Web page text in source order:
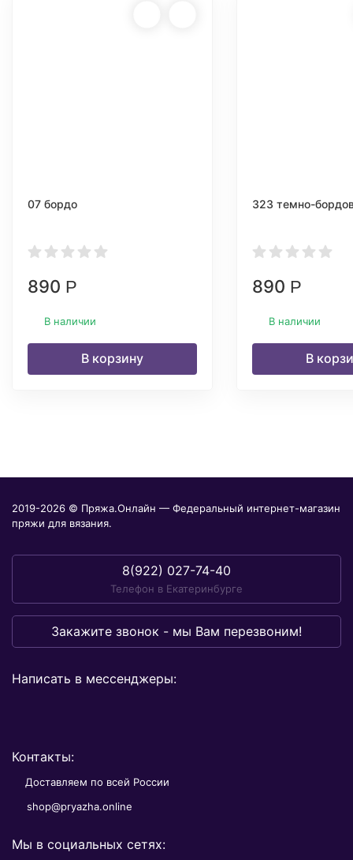
07 бордо
890 Р
В наличии
В корзину
323 темно-
890 Р
В наличии
В
2019-2026 © Пряжа.Онлайн — Федеральный интернет-магазин
пряжи для вязания.
8(922) 027-74-40
Телефон в Екатеринбурге
Закажите звонок - мы Вам перезвоним!
Написать в мессенджеры:
Контакты:
Доставляем по всей России
shop@pryazha.online
Мы в социальных сетях: